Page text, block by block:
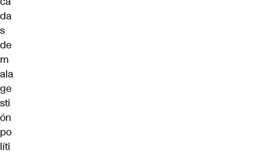
da
s
de
m
ala
ge
sti
ón
po
líti